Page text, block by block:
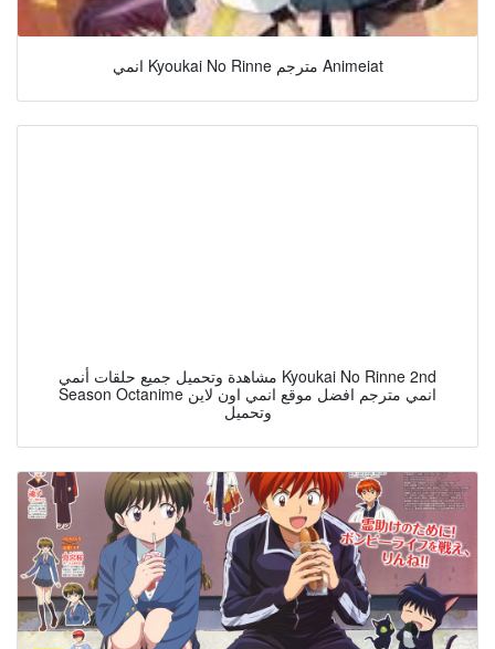
انمي Kyoukai No Rinne مترجم Animeiat
مشاهدة وتحميل جميع حلقات أنمي Kyoukai No Rinne 2nd
Season Octanime انمي مترجم افضل موقع انمي اون لاين
وتحميل